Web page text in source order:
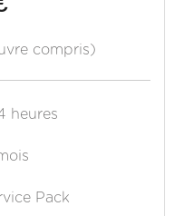
compris)
heures
Pack